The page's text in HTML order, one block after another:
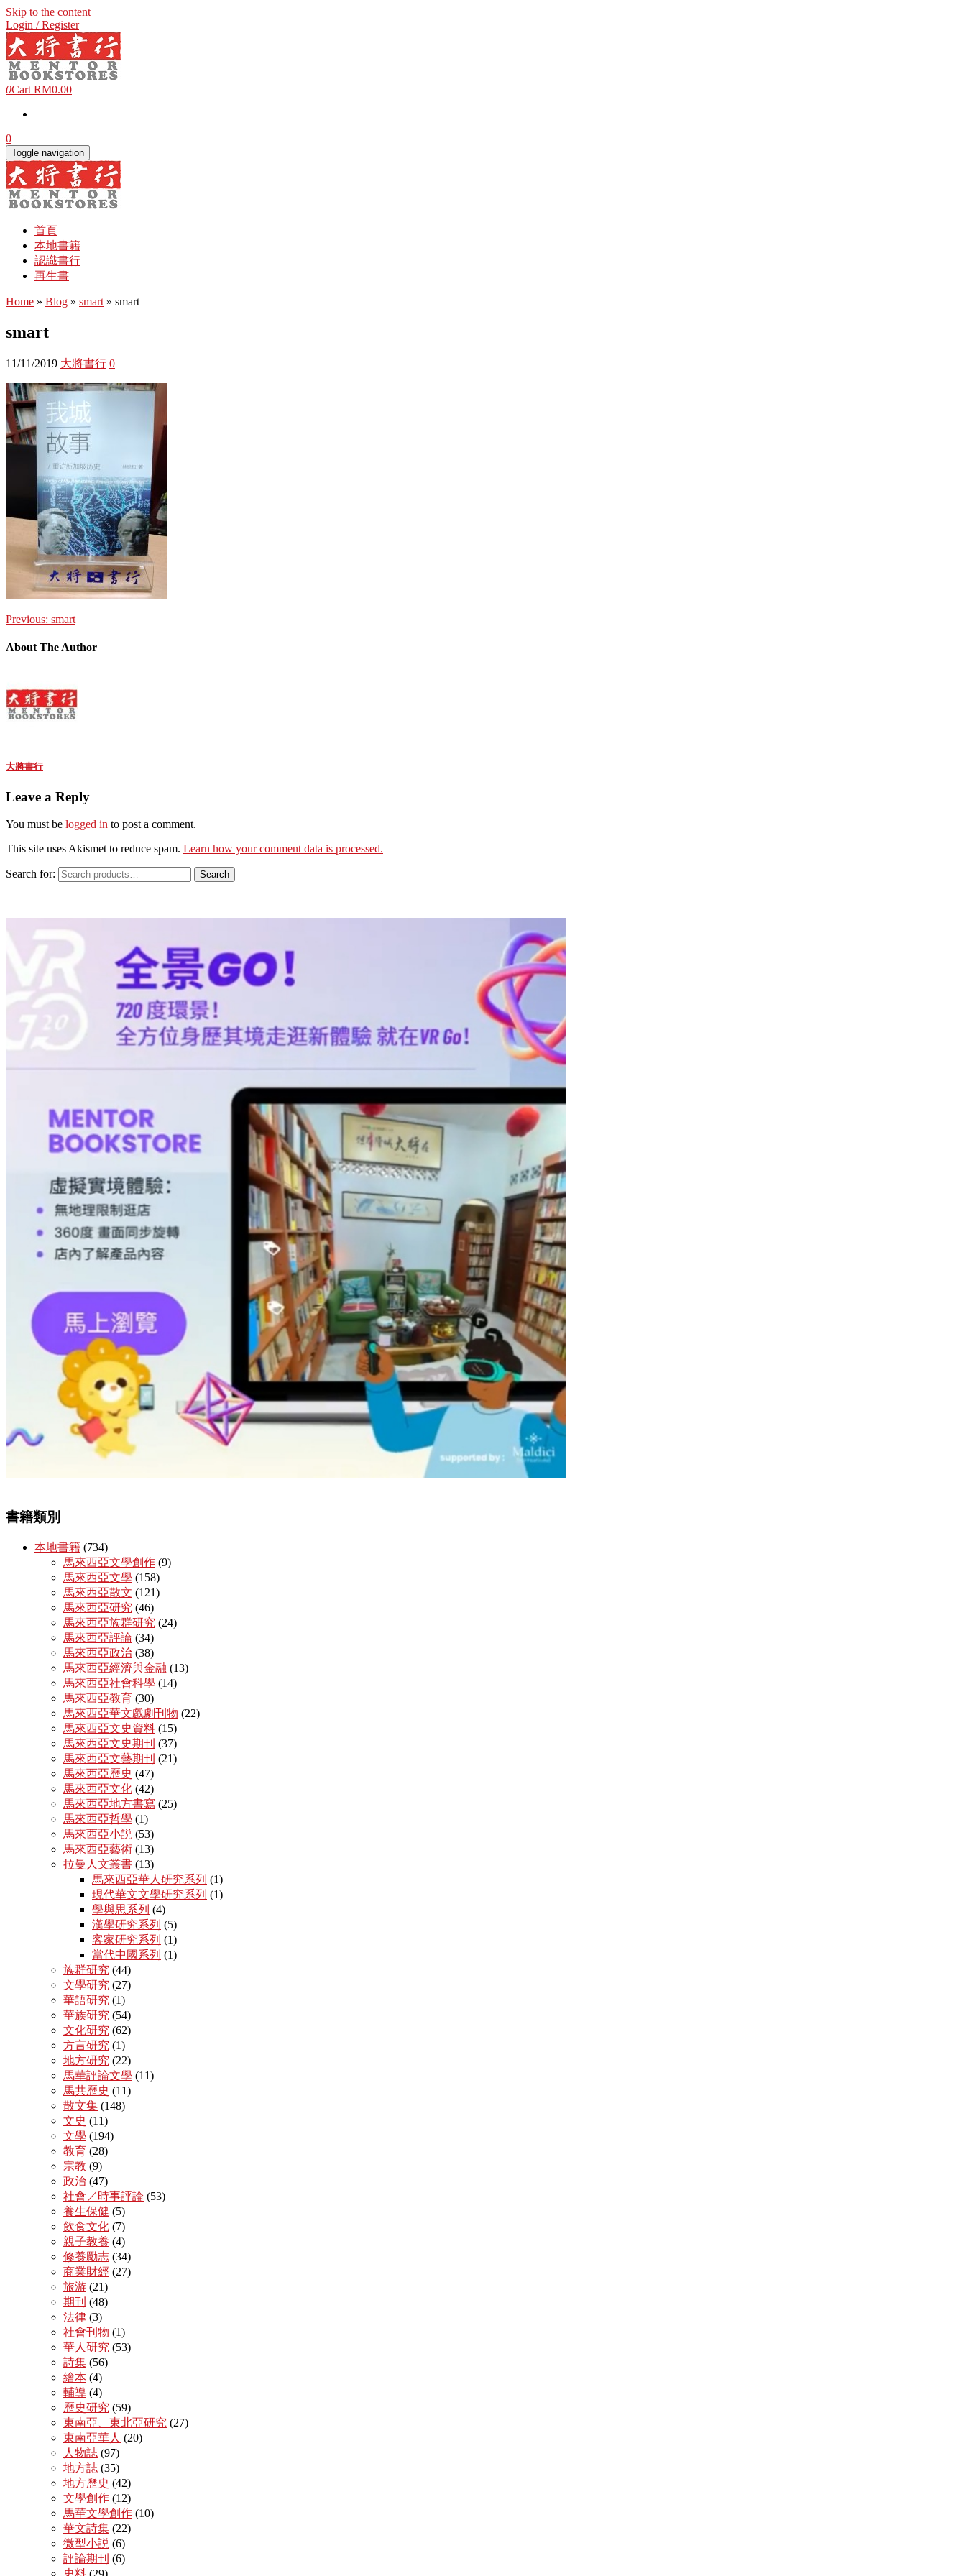
Skip to the content
Login / Register
0Cart RM0.00
0
Toggle navigation
首頁
本地書籍
認識書行
再生書
Home » Blog » smart » smart
smart
11/11/2019 大將書行 0
Previous: smart
About The Author
大將書行
Leave a Reply
You must be logged in to post a comment.
This site uses Akismet to reduce spam. Learn how your comment data is processed.
Search for: Search
書籍類別
本地書籍 (734)
馬來西亞文學創作 (9)
馬來西亞文學 (158)
馬來西亞散文 (121)
馬來西亞研究 (46)
馬來西亞族群研究 (24)
馬來西亞評論 (34)
馬來西亞政治 (38)
馬來西亞經濟與金融 (13)
馬來西亞社會科學 (14)
馬來西亞教育 (30)
馬來西亞華文戲劇刊物 (22)
馬來西亞文史資料 (15)
馬來西亞文史期刊 (37)
馬來西亞文藝期刊 (21)
馬來西亞歷史 (47)
馬來西亞文化 (42)
馬來西亞地方書寫 (25)
馬來西亞哲學 (1)
馬來西亞小説 (53)
馬來西亞藝術 (13)
拉曼人文叢書 (13)
馬來西亞華人研究系列 (1)
現代華文文學研究系列 (1)
學與思系列 (4)
漢學研究系列 (5)
客家研究系列 (1)
當代中國系列 (1)
族群研究 (44)
文學研究 (27)
華語研究 (1)
華族研究 (54)
文化研究 (62)
方言研究 (1)
地方研究 (22)
馬華評論文學 (11)
馬共歷史 (11)
散文集 (148)
文史 (11)
文學 (194)
教育 (28)
宗教 (9)
政治 (47)
社會／時事評論 (53)
養生保健 (5)
飲食文化 (7)
親子教養 (4)
修養勵志 (34)
商業財經 (27)
旅游 (21)
期刊 (48)
法律 (3)
社會刊物 (1)
華人研究 (53)
詩集 (56)
繪本 (4)
輔導 (4)
歷史研究 (59)
東南亞、東北亞研究 (27)
東南亞華人 (20)
人物誌 (97)
地方誌 (35)
地方歷史 (42)
文學創作 (12)
馬華文學創作 (10)
華文詩集 (22)
微型小説 (6)
評論期刊 (6)
史料 (29)